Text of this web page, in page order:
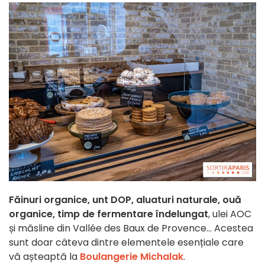
Făinuri organice, unt DOP, aluaturi naturale, ouă
organice, timp de fermentare îndelungat, ulei AOC
și măsline din Vallée des Baux de Provence... Acestea
sunt doar câteva dintre elementele esențiale care
vă așteaptă la Boulangerie Michalak.